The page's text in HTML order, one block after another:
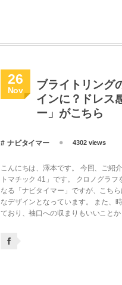
26
Nov
ブライトリング
インに？ドレス
ー」がこちら
ナビタイマー 4302 views
こんにちは、澤本です。 今回、ご紹
トマチック 41」です。 クロノグラ
なる「ナビタイマー」ですが、こち
なデザインとなっています。 また、
ており、袖口への収まりもいいこと